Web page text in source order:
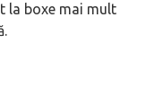
la boxe mai mult